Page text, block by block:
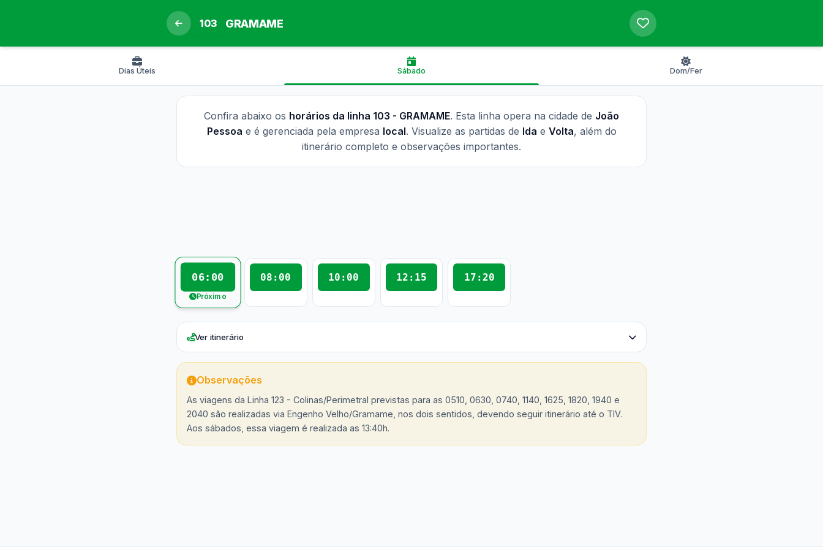
103 GRAMAME
Dias Úteis Sábado Dom/Fer
Confira abaixo os horários da linha 103 - GRAMAME. Esta linha opera na cidade de João
Pessoa e é gerenciada pela empresa local. Visualize as partidas de Ida e Volta, além do
itinerário completo e observações importantes.
06:00
Próximo
08:00 10:00 12:15 17:20
Ver itinerário
Observações
As viagens da Linha 123 - Colinas/Perimetral previstas para as 0510, 0630, 0740, 1140, 1625, 1820, 1940 e
2040 são realizadas via Engenho Velho/Gramame, nos dois sentidos, devendo seguir itinerário até o TIV.
Aos sábados, essa viagem é realizada as 13:40h.